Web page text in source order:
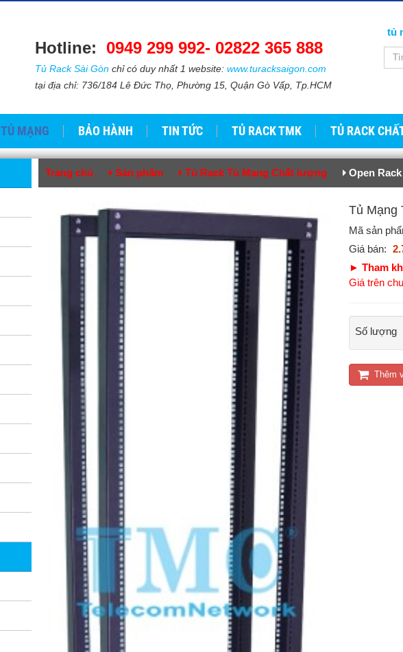
Hotline: 0949 299 992- 02822 365 888​​
Tủ Rack Sài Gònchỉ có duy nhất 1 website: www.turacksaigon.com
tại địa chỉ: 736/184 Lê Đức Thọ, Phường 15, Quận Gò Vấp, Tp.HCM
tủ
TỦ MẠNG BẢO HÀNH TIN TỨC TỦ RACK TMK TỦ RACK
Trang chủ Sản phẩm Tủ Rack Tủ Mạng Chất lượng Open Rack
Tủ Mạng
Mã sản
Giá bán:
► Tham
Giá trên
Số lượng
Thêm